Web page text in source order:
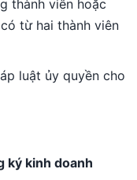
thành viên hoặc
từ hai thành viên
luật ủy quyền cho
ký kinh doanh